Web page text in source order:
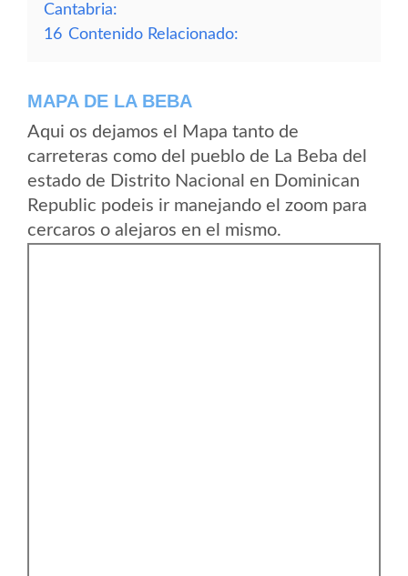
Cantabria:
16 Contenido Relacionado:
MAPA DE LA BEBA
Aqui os dejamos el Mapa tanto de
carreteras como del pueblo de La Beba del
estado de Distrito Nacional en Dominican
Republic podeis ir manejando el zoom para
cercaros o alejaros en el mismo.